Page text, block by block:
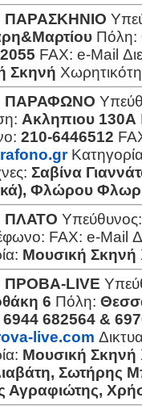
ΠΑΡΑΣΚΗΝΙΟ
Πόλη:
FAX: e-Mail
Σκηνή
ΠΑΡΑΦΩΝΟ
Ακληπιου 130Α
210-6446512
Σαβίνα
Φλώρου
ΠΛΑΤΟ
FAX: e-Mail
Μουσική Σκηνή
ΠΡΟΒΑ-LIVE
6 Πόλη:
682564 &
live.com
Μουσική Σκηνή
Σωτήρης
Αγραφιώτης,